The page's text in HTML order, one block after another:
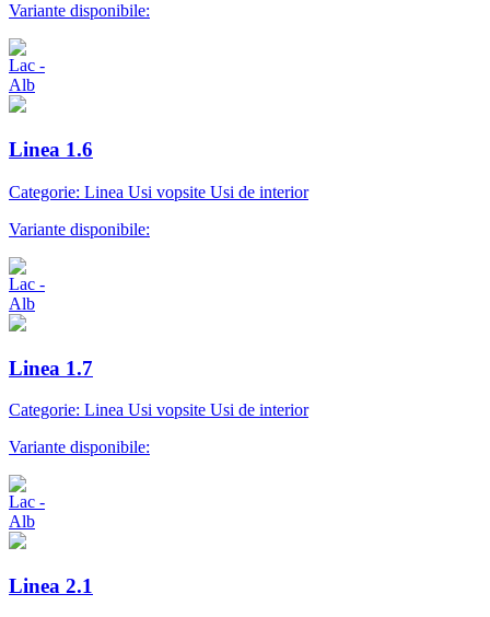
Variante disponibile:
Linea 1.6
Categorie: Linea Usi vopsite Usi de interior
Variante disponibile:
Linea 1.7
Categorie: Linea Usi vopsite Usi de interior
Variante disponibile:
Linea 2.1